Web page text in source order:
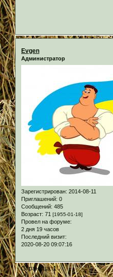
Evgen
Администратор
Зарегистрирован: 2014-08-11
Приглашений: 0
Сообщений: 485
Возраст: 71 [1955-01-18]
Провел на форуме:
2 дня 19 часов
Последний визит:
2020-08-20 09:07:16
Страница:1